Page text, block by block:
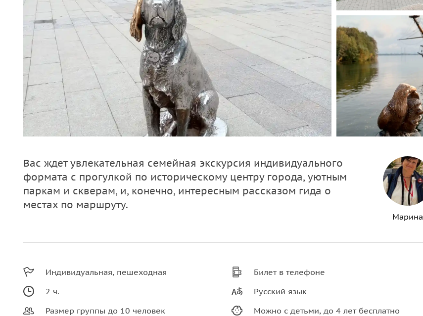
Вас ждет увлекательная семейная экскурсия индивидуального
формата с прогулкой по историческому центру города, уютным
паркам и скверам, и, конечно, интересным рассказом гида о
местах по маршруту.
Марина
Индивидуальная, пешеходная
2 ч.
Размер группы до 10 человек
Билет в телефоне
Русский язык
Можно с детьми, до 4 лет бесплатно